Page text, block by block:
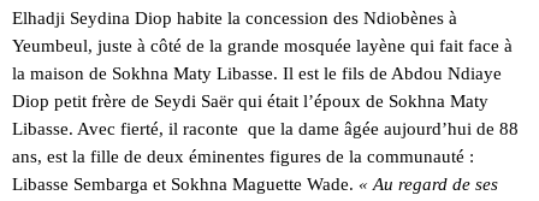
Elhadji Seydina Diop habite la concession des Ndiobènes à
Yeumbeul, juste à côté de la grande mosquée layène qui fait face à
la maison de Sokhna Maty Libasse. Il est le fils de Abdou Ndiaye
Diop petit frère de Seydi Saër qui était l’époux de Sokhna Maty
Libasse. Avec fierté, il raconte que la dame âgée aujourd’hui de 88
ans, est la fille de deux éminentes figures de la communauté :
Libasse Sembarga et Sokhna Maguette Wade. « Au regard de ses